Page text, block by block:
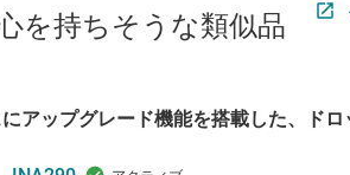
を持ちそうな類似品
アップグレード機能を搭載した、ドロ